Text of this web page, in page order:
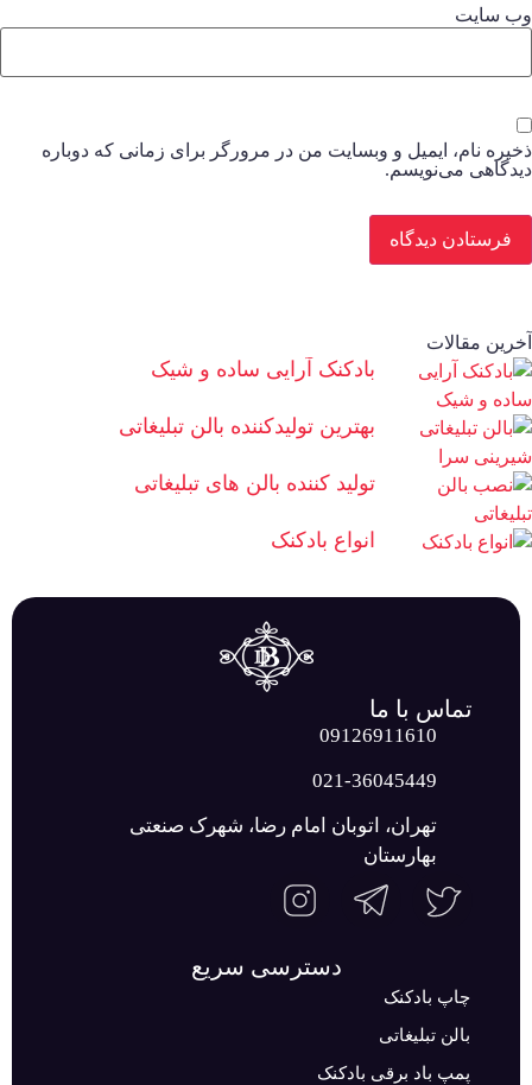
سایت
نام، ایمیل و وبسایت من در مرورگر برای زمانی که دوباره
می‌نویسم.
مقالات
بادکنک آرایی ساده و شیک
بهترین تولیدکننده بالن تبلیغاتی
تولید کننده بالن های تبلیغاتی
انواع بادکنک
تماس با ما
09126911610
021-36045449
تهران، اتوبان امام رضا، شهرک صنعتی
بهارستان
دسترسی سریع
چاپ بادکنک
بالن تبلیغاتی
پمپ باد برقی بادکنک